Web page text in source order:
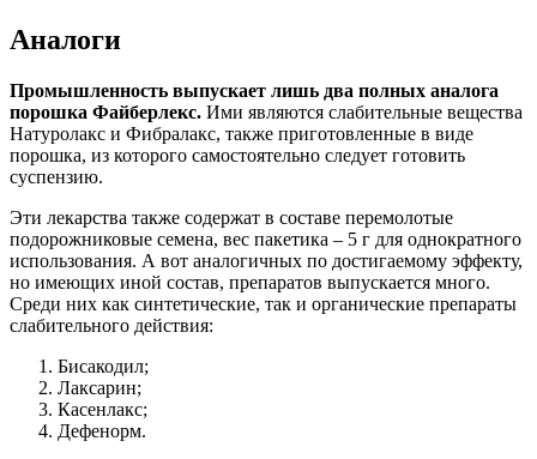
Аналоги
Промышленность выпускает лишь два полных аналога
порошка Файберлекс. Ими являются слабительные вещества
Натуролакс и Фибралакс, также приготовленные в виде
порошка, из которого самостоятельно следует готовить
суспензию.
Эти лекарства также содержат в составе перемолотые
подорожниковые семена, вес пакетика – 5 г для однократного
использования. А вот аналогичных по достигаемому эффекту,
но имеющих иной состав, препаратов выпускается много.
Среди них как синтетические, так и органические препараты
слабительного действия:
Бисакодил;
Лаксарин;
Касенлакс;
Дефенорм.